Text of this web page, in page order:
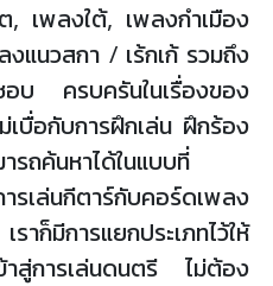
เพลงใต้, เพลงกำเมือง
แนวสกา / เร้กเก้ รวมถึง
บ ครบครันในเรื่องของ
บื่อกับการฝึกเล่น ฝึกร้อง
รถค้นหาได้ในแบบที่
เล่นกีตาร์กับคอร์ดเพลง
ก็มีการแยกประเภทไว้ให้
ข้าสู่การเล่นดนตรี ไม่ต้อง